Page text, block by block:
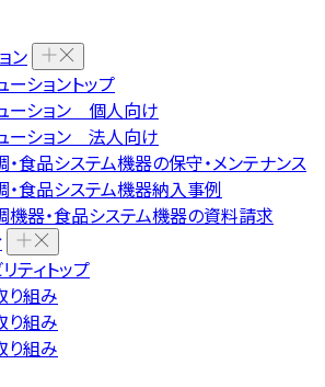
ン
ーショントップ
ーション 個人向け
ーション 法人向け
食品システム機器の保守・メンテナンス
食品システム機器納入事例
器・食品システム機器の資料請求
ティトップ
り組み
り組み
り組み